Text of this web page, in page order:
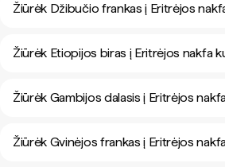
Žiūrėk Džibučio frankas į Eritrėjos
Žiūrėk Etiopijos biras į Eritrėjos nakfa
Žiūrėk Gambijos dalasis į Eritrėjos
Žiūrėk Gvinėjos frankas į Eritrėjos